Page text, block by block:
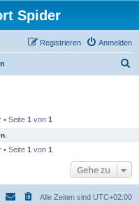
Spider
Anmelden
Registrieren
• Seite 1 von 1
• Seite 1 von 1
Gehe zu
Alle Zeiten sind UTC+02:00